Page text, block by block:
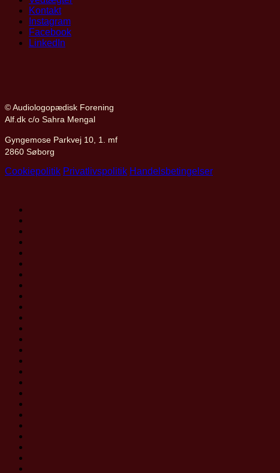
Kontakt
Instagram
Facebook
LinkedIn
© Audiologopædisk Forening
Alf.dk c/o Sahra Mengal
Gyngemose Parkvej 10, 1. mf
2860 Søborg
Cookiepolitik Privatlivspolitik Handelsbetingelser